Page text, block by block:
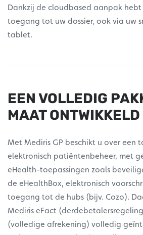
Dankzij de cloudbased aanpak
toegang tot uw dossier, ook via uw
tablet.
EEN VOLLEDIG
MAAT ONTWIKKELD
Met Mediris GP beschikt u over een
elektronisch patiëntenbeheer, met
eHealth-toepassingen zoals
de eHealthBox, elektronisch
toegang tot de hubs (bijv. Cozo).
Mediris eFact
(volledige afrekening) volledig